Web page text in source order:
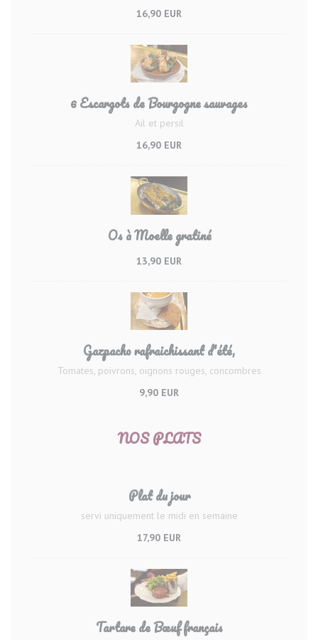
16,90 EUR
6 Escargots de Bourgogne sauvages
Ail et persil
16,90 EUR
Os à Moelle gratiné
13,90 EUR
Gazpacho rafraichissant d'été,
Tomates, poivrons, oignons rouges, concombres
9,90 EUR
NOS PLATS
Plat du jour
servi uniquement le midi en semaine
17,90 EUR
Tartare de Bœuf français